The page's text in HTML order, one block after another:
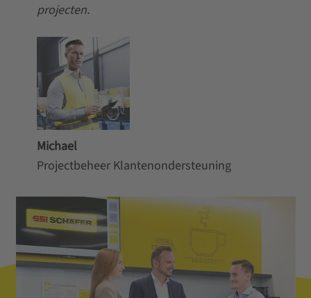
projecten.
Michael
Projectbeheer Klantenondersteuning